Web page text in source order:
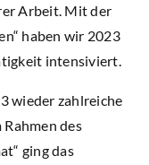
Arbeit. Mit der
haben wir 2023
intensiviert.
wieder zahlreiche
des
ging das